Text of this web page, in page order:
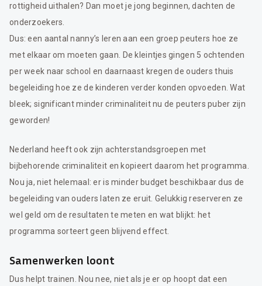
rottigheid uithalen? Dan moet je jong beginnen, dachten de
onderzoekers.
Dus: een aantal nanny’s leren aan een groep peuters hoe ze
met elkaar om moeten gaan. De kleintjes gingen 5 ochtenden
per week naar school en daarnaast kregen de ouders thuis
begeleiding hoe ze de kinderen verder konden opvoeden. Wat
bleek; significant minder criminaliteit nu de peuters puber zijn
geworden!
Nederland heeft ook zijn achterstandsgroepen met
bijbehorende criminaliteit en kopieert daarom het programma.
Nou ja, niet helemaal: er is minder budget beschikbaar dus de
begeleiding van ouders laten ze eruit. Gelukkig reserveren ze
wel geld om de resultaten te meten en wat blijkt: het
programma sorteert geen blijvend effect.
Samenwerken loont
Dus helpt trainen. Nou nee, niet als je er op hoopt dat een